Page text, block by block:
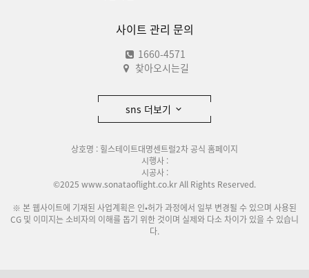
사이트 관리 문의
1660-4571
찾아오시는길
sns 더보기
상호명 : 힐스테이트대명센트럴2차 공식 홈페이지
시행사 :
시공사 :
©2025 www.sonataoflight.co.kr All Rights Reserved.
※ 본 웹사이트에 기재된 사업계획은 인•허가 과정에서 일부 변경될 수 있으며 사용된
CG 및 이미지는 소비자의 이해를 돕기 위한 것이며 실제와 다소 차이가 있을 수 있습니
다.